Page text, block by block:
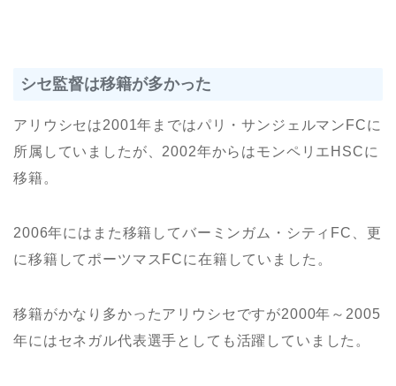
シセ監督は移籍が多かった
アリウシセは2001年まではパリ・サンジェルマンFCに
所属していましたが、2002年からはモンペリエHSCに
移籍。
2006年にはまた移籍してバーミンガム・シティFC、更
に移籍してポーツマスFCに在籍していました。
移籍がかなり多かったアリウシセですが2000年～2005
年にはセネガル代表選手としても活躍していました。